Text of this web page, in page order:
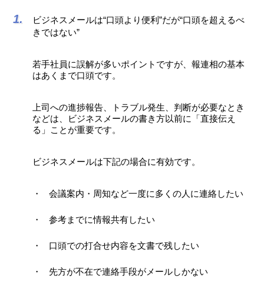
ビジネスメールは“口頭より便利”だが“口頭を超えるべ
きではない”
若手社員に誤解が多いポイントですが、報連相の基本
はあくまで口頭です。
上司への進捗報告、トラブル発生、判断が必要なとき
などは、ビジネスメールの書き方以前に「直接伝え
る」ことが重要です。
ビジネスメールは下記の場合に有効です。
会議案内・周知など一度に多くの人に連絡したい
参考までに情報共有したい
口頭での打合せ内容を文書で残したい
先方が不在で連絡手段がメールしかない